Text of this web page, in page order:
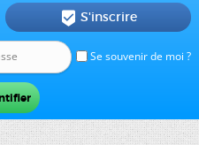
Se souvenir de moi ?
 S'inscrire